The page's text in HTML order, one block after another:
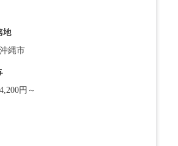
地
縄市
円～